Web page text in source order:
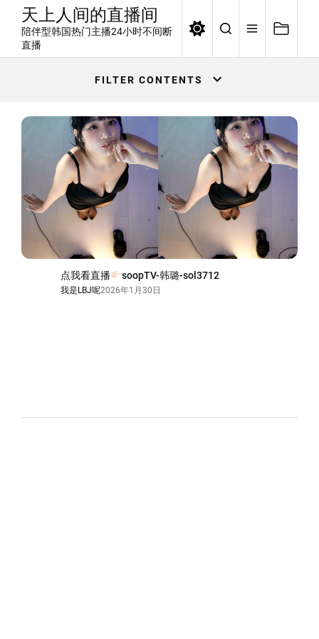
content
天上人间的直播间
陪伴型韩国热门主播24小时不间断
直播
FILTER CONTENTS
点我看直播 soopTV-韩璐-sol3712
我是LBJ呢2026年1月30日